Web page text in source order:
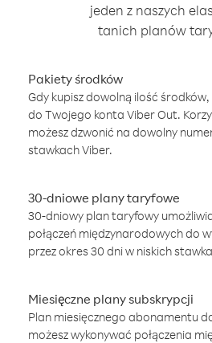
jeden z naszych
tanich planów
Pakiety środków
Gdy kupisz dowolną ilość
do Twojego konta Viber Out.
możesz dzwonić na dowolny
stawkach Viber.
30-dniowe plany taryfowe
30-dniowy plan taryfowy
połączeń międzynarodowych do
przez okres 30 dni w niskich
Miesięczne plany subskrypcji
Plan miesięcznego abonamentu
możesz wykonywać połączenia